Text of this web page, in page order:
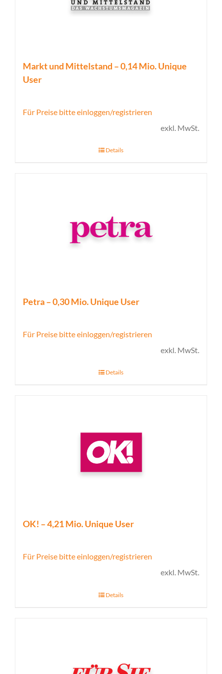
Markt und Mittelstand – 0,14 Mio. Unique
User
Für Preise bitte einloggen/registrieren
exkl. MwSt.
Details
Petra – 0,30 Mio. Unique User
Für Preise bitte einloggen/registrieren
exkl. MwSt.
Details
OK! – 4,21 Mio. Unique User
Für Preise bitte einloggen/registrieren
exkl. MwSt.
Details